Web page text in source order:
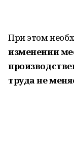
При этом
изменении
труда не